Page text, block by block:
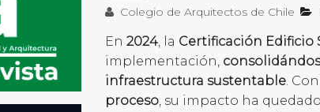
Colegio de Arquitectos de Chile
En 2024, la Certificación Edificio
implementación,
infraestructura sustentable.
proceso, su impacto ha